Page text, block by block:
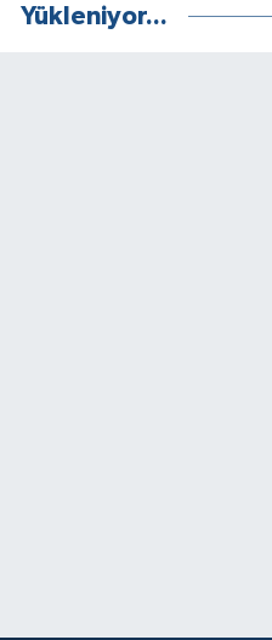
Yükleniyor...